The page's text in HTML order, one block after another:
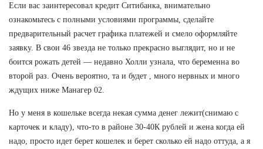
Если вас заинтересовал кредит Ситибанка, внимательно
ознакомьтесь с полными условиями программы, сделайте
предварительный расчет графика платежей и смело оформляйте
заявку. В свои 46 звезда не только прекрасно выглядит, но и не
боится рожать детей — недавно Холли узнала, что беременна во
второй раз. Очень вероятно, та и будет , много нервных и много
ждущих ниже Манагер 02.
Но у меня в кошельке всегда некая сумма денег лежит(снимаю с
карточек и кладу), что-то в районе 30-40К рублей и жена когда ей
надо, просто идет берет кошелек и берет сколько ей надо оттуда, а я